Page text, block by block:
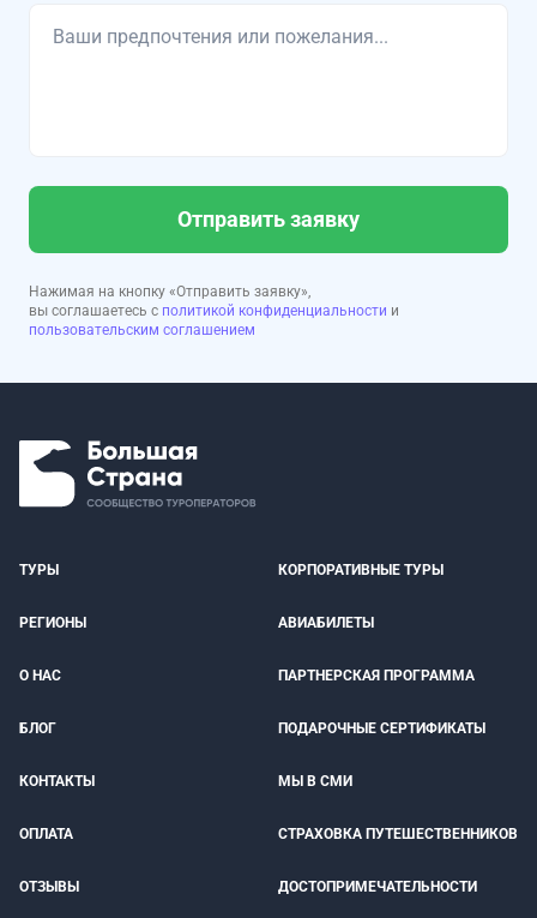
Отправить заявку
Нажимая на кнопку «Отправить заявку»,
вы соглашаетесь с политикой конфиденциальности и
пользовательским соглашением
ТУРЫ КОРПОРАТИВНЫЕ ТУРЫ
РЕГИОНЫ АВИАБИЛЕТЫ
О НАС ПАРТНЕРСКАЯ ПРОГРАММА
БЛОГ ПОДАРОЧНЫЕ СЕРТИФИКАТЫ
КОНТАКТЫ МЫ В СМИ
ОПЛАТА СТРАХОВКА ПУТЕШЕСТВЕННИКОВ
ОТЗЫВЫ ДОСТОПРИМЕЧАТЕЛЬНОСТИ